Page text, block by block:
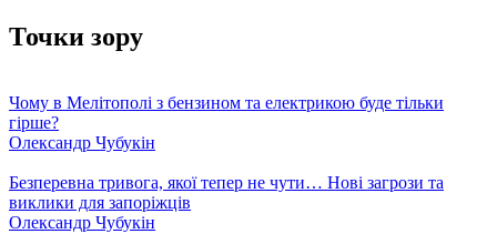
Точки зору
Чому в Мелітополі з бензином та електрикою буде тільки
гірше?
Олександр Чубукін
Безперевна тривога, якої тепер не чути… Нові загрози та
виклики для запоріжців
Олександр Чубукін